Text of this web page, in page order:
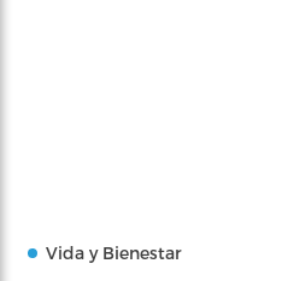
Vida y Bienestar